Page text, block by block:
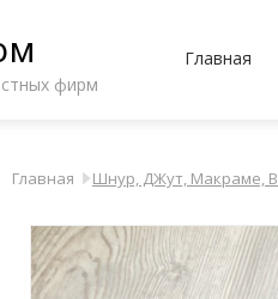
фирм
Главная
Главная Шнур, ДЖут, Макраме,